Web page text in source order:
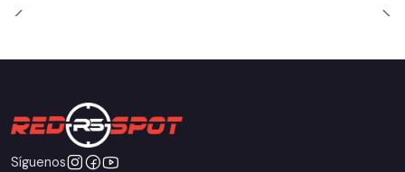
Síguenos